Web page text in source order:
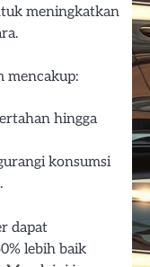
meningkatkan
mencakup:
hingga
konsumsi
dapat
lebih baik